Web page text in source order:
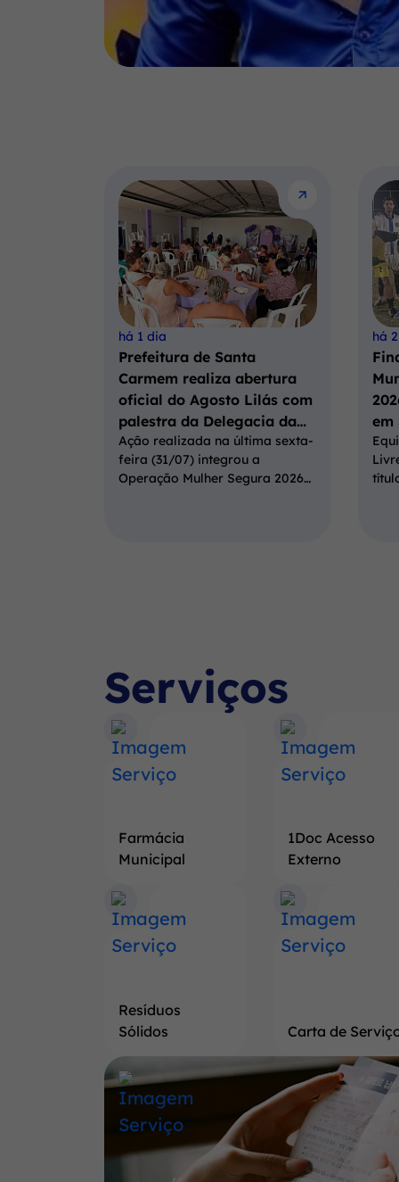
há 1 dia
Prefeitura de Santa
Carmem realiza abertura
oficial do Agosto Lilás com
palestra da Delegacia da…
Ação realizada na última sexta-
feira (31/07) integrou a
Operação Mulher Segura 2026…
há
em
Serviços
Farmácia
Municipal
1Doc Acesso
Externo
Resíduos
Sólidos
Carta de
Banner
Saiba
mais
respeito